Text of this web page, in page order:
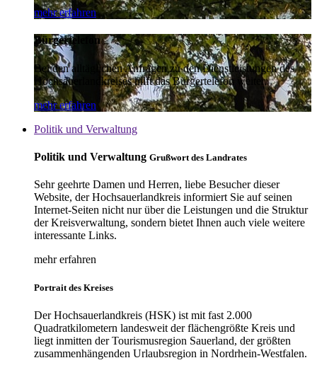
mehr erfahren
Bürgertelefon
Bei den alltäglichen Anfragen zu den Dienstleistungen des
Hochsauerlandkreises hilft das Bürgertelefon weiter.
mehr erfahren
Politik und Verwaltung
Politik und Verwaltung Grußwort des Landrates
Sehr geehrte Damen und Herren, liebe Besucher dieser
Website, der Hochsauerlandkreis informiert Sie auf seinen
Internet-Seiten nicht nur über die Leistungen und die Struktur
der Kreisverwaltung, sondern bietet Ihnen auch viele weitere
interessante Links.
mehr erfahren
Portrait des Kreises
Der Hochsauerlandkreis (HSK) ist mit fast 2.000
Quadratkilometern landesweit der flächengrößte Kreis und
liegt inmitten der Tourismusregion Sauerland, der größten
zusammenhängenden Urlaubsregion in Nordrhein-Westfalen.